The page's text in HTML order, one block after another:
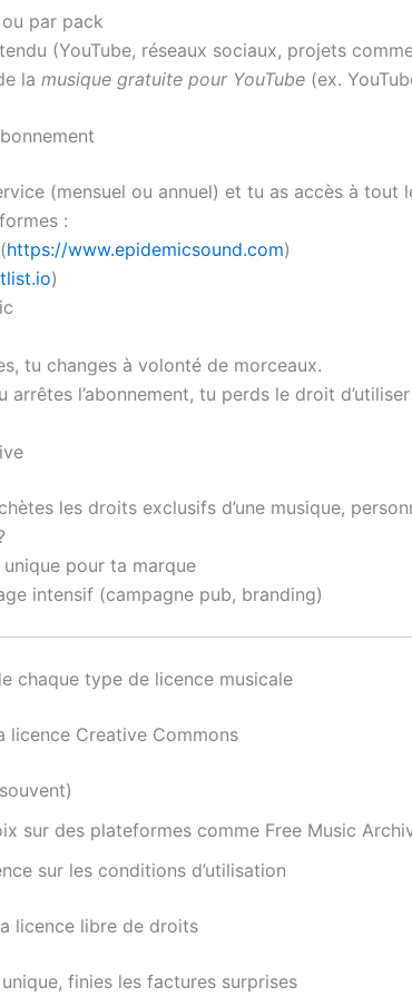
par pack
(YouTube, réseaux sociaux, projets
la musique gratuite pour YouTube (ex.
(mensuel ou annuel) et tu as accès à tout
:
https://www.epidemicsound.com)
)
tu changes à volonté de morceaux.
arrêtes l’abonnement, tu perds le droit
les droits exclusifs d’une musique,
pour ta marque
intensif (campagne pub, branding)
chaque type de licence musicale
licence Creative Commons
sur des plateformes comme Free Music
sur les conditions d’utilisation
licence libre de droits
finies les factures surprises